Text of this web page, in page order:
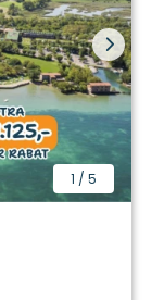
Du kan tage
af vandre- og
Estivo
ved
1 / 5